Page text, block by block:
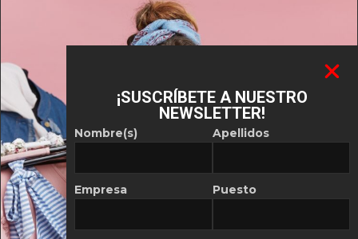
¡SUSCRÍBETE A NUESTRO
NEWSLETTER!
Nombre(s)
Empresa
Apellidos
Puesto